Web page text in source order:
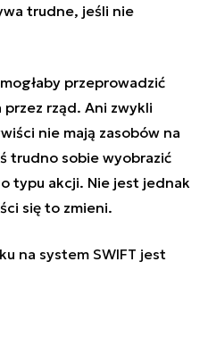
trudne, jeśli nie
przeprowadzić
rząd. Ani zwykli
nie mają zasobów na
trudno sobie wyobrazić
typu akcji. Nie jest jednak
się to zmieni.
na system SWIFT jest